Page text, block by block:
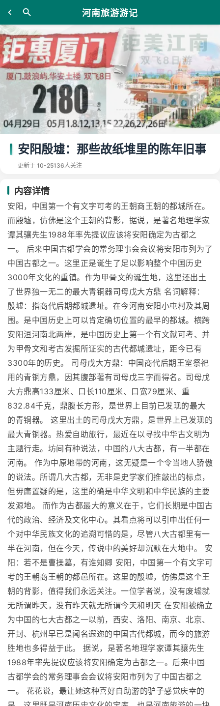
河南旅游游记
安阳殷墟：那些故纸堆里的陈年旧事
更新于 10-25136人关注
内容详情
安阳，中国第一个有文字可考的王朝商王朝的都城所在。
而殷墟，仿佛是这个王朝的背影，据说，是著名地理学家
谭其骧先生1988年率先提议应该将安阳确定为古都之
一。 后来中国古都学会的常务理事会会议将安阳市列为了
中国古都之一。这里正是诞生了足以影响整个中国历史
3000年文化的重镇。作为甲骨文的诞生地，这里还出土
了世界独一无二的最大青铜器司母戊大方鼎 名词解释：
殷墟：指商代后期都城遗址。在今河南安阳小屯村及其周
围。是中国历史上可以肯定确切位置的最早的都城。横跨
安阳洹河南北两岸，是中国历史上第一个有文献可考、并
为甲骨文和考古发掘所证实的古代都城遗址，距今已有
3300年的历史。 司母戊大方鼎：中国商代后期王室祭祀
用的青铜方鼎，因其腹部著有司母戊三字而得名。司母戊
大方鼎高133厘米、口长110厘米、口宽79厘米、重
832.84千克，鼎腹长方形，是世界上目前已发现的最大
的青铜器。 这里出土的司母戊大方鼎，是世界上已发现的
最大青铜器。热爱自助旅行，最近在以寻找中华古文明为
主题行走。坊间有种说法，中国的八大古都，有一半都在
河南。 作为中原地带的河南，这无疑是一个令当地人骄傲
的说法。所谓几大古都，无非是史学家们推敲出的标点，
但毋庸置疑的是，这里的确是中华文明和中华民族的主要
发源地。 而作为古都最大的意义在于，它们长期是中国古
代的政治、经济及文化中心。其看点将可以引申出任何一
个对中华民族文化的追溯可惜的是，尽管八大古都里有一
半在河南，但在今天，传说中的美好却沉默在大地中。 安
阳：若不是曹操墓，有谁知卿 安阳，中国第一个有文字可
考的王朝商王朝的都邑所在。这里的殷墟，仿佛是这个王
朝的背影，值得我们永远关注。一位学者说，没有废墟就
无所谓昨天，没有昨天就无所谓今天和明天 在安阳被确立
为中国的七大古都之一以前，西安、洛阳、南京、北京、
开封、杭州早已是闻名遐迩的中国古代都城，而今的旅游
胜地也多得益于此。 据说，是著名地理学家谭其骧先生
1988年率先提议应该将安阳确定为古都之一。后来中国
古都学会的常务理事会会议将安阳市列为了中国古都之
一。 花花说，最让她这种喜好自助游的驴子感觉庆幸的